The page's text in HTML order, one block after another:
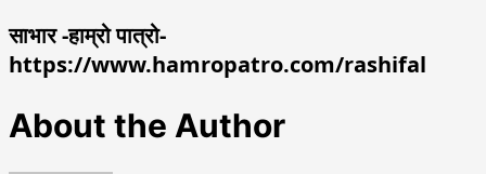
साभार -हाम्रो पात्रो-
https://www.hamropatro.com/rashifal
About the Author